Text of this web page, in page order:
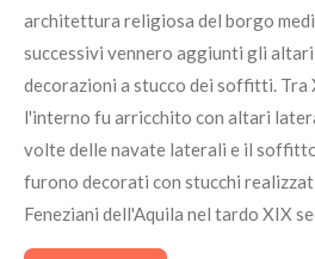
architettura religiosa del borgo
successivi vennero aggiunti gli
decorazioni a stucco dei soffitti. Tra
l'interno fu arricchito con altari
volte delle navate laterali e il
furono decorati con stucchi
Feneziani dell'Aquila nel tardo XIX